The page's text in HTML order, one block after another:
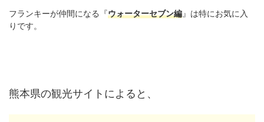
フランキーが仲間になる『ウォーターセブン編』は特にお気に入
りです。
熊本県の観光サイトによると、